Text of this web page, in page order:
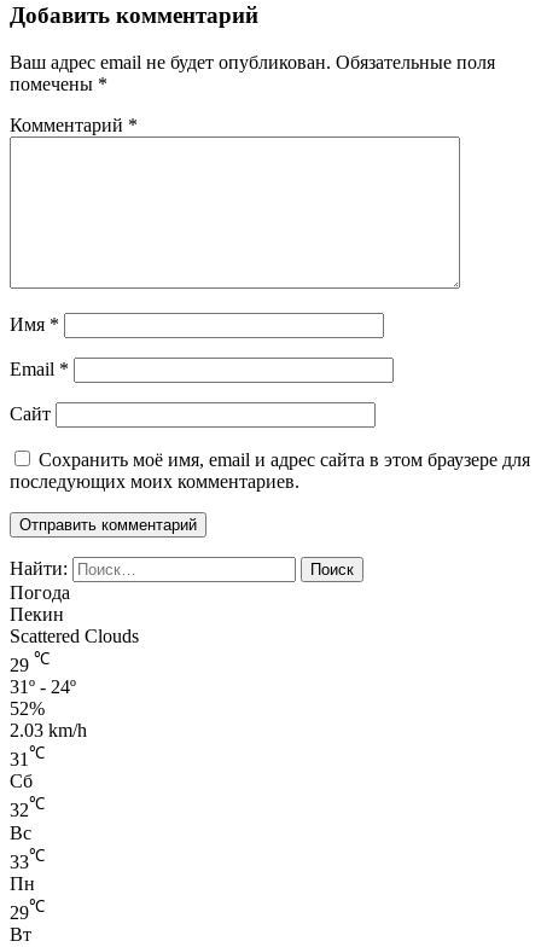
Добавить комментарий
Ваш адрес email не будет опубликован. Обязательные поля
помечены *
Комментарий *
Имя *
Email *
Сайт
Сохранить моё имя, email и адрес сайта в этом браузере для
последующих моих комментариев.
Найти:
Погода
Пекин
Scattered Clouds
29 ℃
31º - 24º
52%
2.03 km/h
31 ℃
Сб
32℃
Вс
33℃
Пн
29℃
Вт